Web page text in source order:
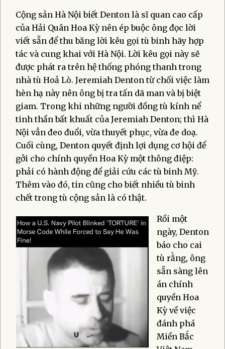
Cộng sản Hà Nội biết Denton là sĩ quan cao cấp
của Hải Quân Hoa Kỳ nên ép buộc ông đọc lời
viết sẵn để thu băng lời kêu gọi tù binh hãy hợp
tác và cung khai với Hà Nội. Lời kêu gọi này sẽ
được phát ra trên hệ thống phóng thanh trong
nhà tù Hoả Lò. Jeremiah Denton từ chối việc làm
hèn hạ này nên ông bị tra tấn dã man và bị biệt
giam. Trong khi những người đồng tù kính nể
tinh thần bất khuất của Jeremiah Denton; thì Hà
Nội vẫn đeo đuổi, vừa thuyết phục, vừa đe doạ.
Cuối cùng, Denton quyết định lợi dụng cơ hội để
gởi cho chính quyền Hoa Kỳ một thông điệp:
phải có hành động để giải cứu các tù binh Mỹ.
Thêm vào đó, tin cũng cho biết nhiều tù binh
chết trong tù cộng sản là có thật.
Rồi một
ngày, Denton
báo cho cai
tù rằng, ông
sẵn sàng lên
án chính
quyền Hoa
Kỳ về việc
đánh phá
Miền Bắc